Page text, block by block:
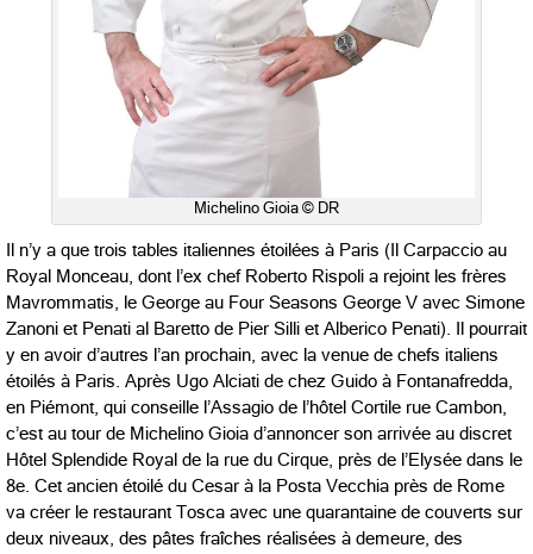
Michelino Gioia © DR
Il n’y a que trois tables italiennes étoilées à Paris (Il Carpaccio au
Royal Monceau, dont l’ex chef Roberto Rispoli a rejoint les frères
Mavrommatis, le George au Four Seasons George V avec Simone
Zanoni et Penati al Baretto de Pier Silli et Alberico Penati). Il pourrait
y en avoir d’autres l’an prochain, avec la venue de chefs italiens
étoilés à Paris. Après Ugo Alciati de chez Guido à Fontanafredda,
en Piémont, qui conseille l’Assagio de l’hôtel Cortile rue Cambon,
c’est au tour de Michelino Gioia d’annoncer son arrivée au discret
Hôtel Splendide Royal de la rue du Cirque, près de l’Elysée dans le
8e. Cet ancien étoilé du Cesar à la Posta Vecchia près de Rome
va créer le restaurant Tosca avec une quarantaine de couverts sur
deux niveaux, des pâtes fraîches réalisées à demeure, des